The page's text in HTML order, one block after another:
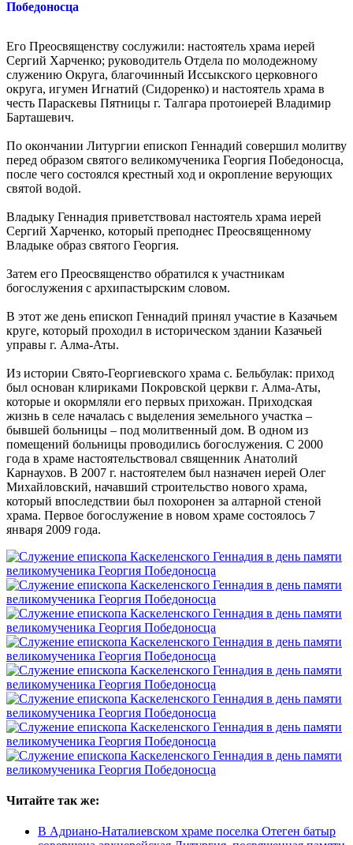
Его Преосвященству сослужили: настоятель храма иерей
Сергий Харченко; руководитель Отдела по молодежному
служению Округа, благочинный Иссыкского церковного
округа, игумен Игнатий (Сидоренко) и настоятель храма в
честь Параскевы Пятницы г. Талгара протоиерей Владимир
Барташевич.
По окончании Литургии епископ Геннадий совершил молитву
перед образом святого великомученика Георгия Победоносца,
после чего состоялся крестный ход и окропление верующих
святой водой.
Владыку Геннадия приветствовал настоятель храма иерей
Сергий Харченко, который преподнес Преосвященному
Владыке образ святого Георгия.
Затем его Преосвященство обратился к участникам
богослужения с архипастырским словом.
В этот же день епископ Геннадий принял участие в Казачьем
круге, который проходил в историческом здании Казачьей
управы г. Алма-Аты.
Из истории Свято-Георгиевского храма с. Бельбулак: приход
был основан клириками Покровской церкви г. Алма-Аты,
которые и окормляли его первых прихожан. Приходская
жизнь в селе началась с выделения земельного участка –
бывшей больницы – под молитвенный дом. В одном из
помещений больницы проводились богослужения. С 2000
года в храме настоятельствовал священник Анатолий
Карнаухов. В 2007 г. настоятелем был назначен иерей Олег
Михайловский, начавший строительство нового храма,
который впоследствии был похоронен за алтарной стеной
храма. Первое богослужение в новом храме состоялось 7
января 2009 года.
Читайте так же:
В Адриано-Наталиевском храме поселка Отеген батыр